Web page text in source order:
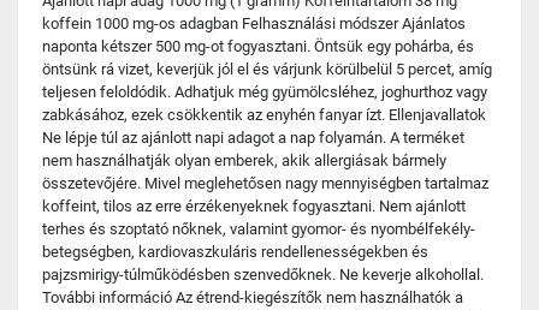
koffein 1000 mg-os adagban Felhasználási módszer Ajánlatos
naponta kétszer 500 mg-ot fogyasztani. Öntsük egy pohárba, és
öntsünk rá vizet, keverjük jól el és várjunk körülbelül 5 percet, amíg
teljesen feloldódik. Adhatjuk még gyümölcsléhez, joghurthoz vagy
zabkásához, ezek csökkentik az enyhén fanyar ízt. Ellenjavallatok
Ne lépje túl az ajánlott napi adagot a nap folyamán. A terméket
nem használhatják olyan emberek, akik allergiásak bármely
összetevőjére. Mivel meglehetősen nagy mennyiségben tartalmaz
koffeint, tilos az erre érzékenyeknek fogyasztani. Nem ajánlott
terhes és szoptató nőknek, valamint gyomor- és nyombélfekély-
betegségben, kardiovaszkuláris rendellenességekben és
pajzsmirigy-túlműködésben szenvedőknek. Ne keverje alkohollal.
További információ Az étrend-kiegészítők nem használhatók a